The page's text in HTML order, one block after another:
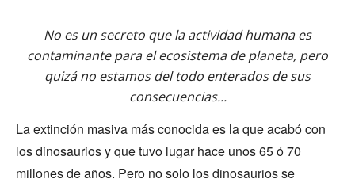
No es un secreto que la actividad humana es
contaminante para el ecosistema de planeta, pero
quizá no estamos del todo enterados de sus
consecuencias...
La extinción masiva más conocida es la que acabó con
los dinosaurios y que tuvo lugar hace unos 65 ó 70
millones de años. Pero no solo los dinosaurios se